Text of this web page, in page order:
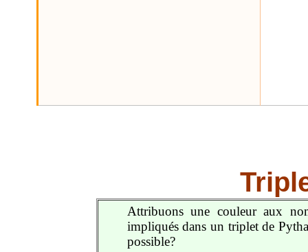
Attribuons une couleur aux
impliqués dans un triplet de
possible?